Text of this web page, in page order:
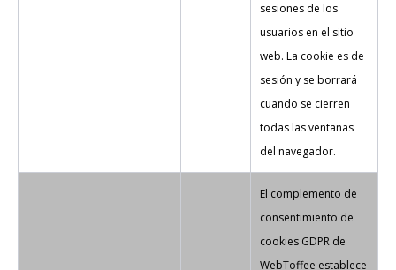
sesiones de los
usuarios en el sitio
web. La cookie es de
sesión y se borrará
cuando se cierren
todas las ventanas
del navegador.
El complemento de
consentimiento de
cookies GDPR de
WebToffee establece